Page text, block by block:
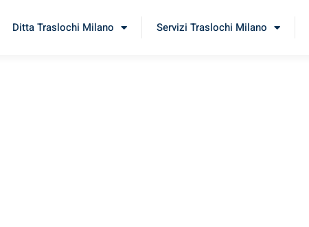
Ditta Traslochi Milano Servizi Traslochi Milano